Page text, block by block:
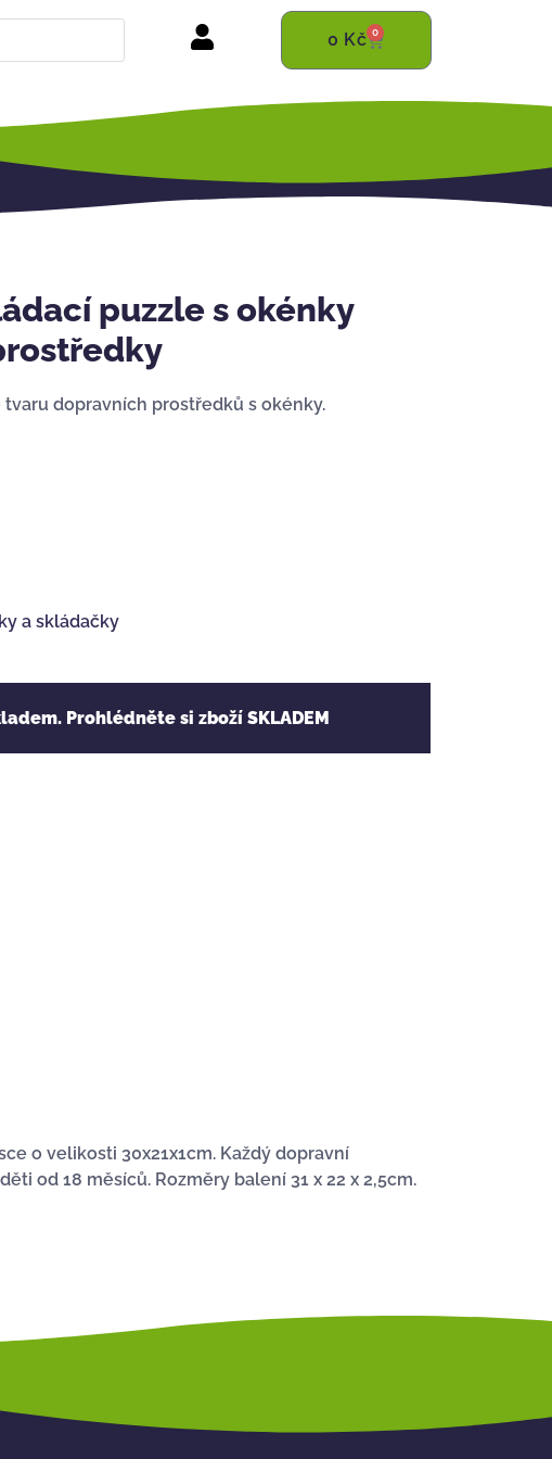
0 Kč 0
puzzle s okénky
tvaru dopravních prostředků s okénky.
a skládačky
Prohlédněte si zboží SKLADEM
o velikosti 30x21x1cm. Každý dopravní
od 18 měsíců. Rozměry balení 31 x 22 x 2,5cm.